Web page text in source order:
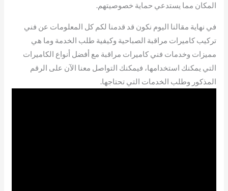
المكان مما يستدعي حماية خصوصيتهم.
في نهاية مقالنا اليوم نكون قد قدمنا لكم كل المعلومات عن فني
تركيب كاميرات مراقبة الصباحية وكيفية طلب الخدمة وما هي
مميزات وخدمات فني كاميرات مراقبة مع أفضل أنواع الكاميرات
التي يمكنك استخدامها، فيمكنك التواصل معنا الآن على الرقم
المذكور وطلب الخدمات التي تحتاجها.